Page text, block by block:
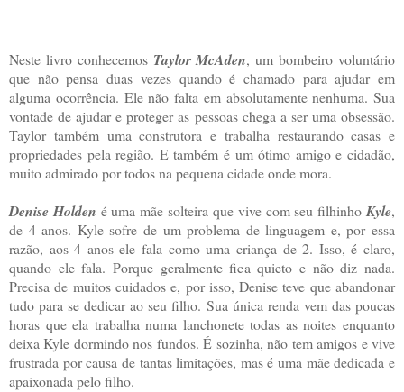
Neste livro conhecemosTaylor McAden, um bombeiro voluntário
que não pensa duas vezes quando é chamado para ajudar em
alguma ocorrência. Ele não falta em absolutamente nenhuma. Sua
vontade de ajudar e proteger as pessoas chega a ser uma obsessão.
Taylor também uma construtora e trabalha restaurando casas e
propriedades pela região. E também é um ótimo amigo e cidadão,
muito admirado por todos na pequena cidade onde mora.
Denise Holden é uma mãe solteira que vive com seu filhinho Kyle,
de 4 anos. Kyle sofre de um problema de linguagem e, por essa
razão, aos 4 anos ele fala como uma criança de 2. Isso, é claro,
quando ele fala. Porque geralmente fica quieto e não diz nada.
Precisa de muitos cuidados e, por isso, Denise teve que abandonar
tudo para se dedicar ao seu filho. Sua única renda vem das poucas
horas que ela trabalha numa lanchonete todas as noites enquanto
deixa Kyle dormindo nos fundos. É sozinha, não tem amigos e vive
frustrada por causa de tantas limitações, mas é uma mãe dedicada e
apaixonada pelo filho.